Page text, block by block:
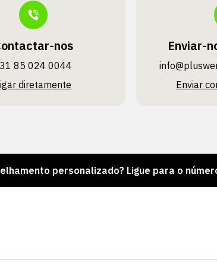
nos
85 024 0044
diretamente
Enviar-
Enviar
personalizado? Ligue para o número +31 85